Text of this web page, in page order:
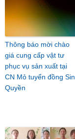
Thông báo mời chào
giá cung cấp vật tư
phục vụ sản xuất tại
CN Mỏ tuyển đồng Sin
Quyền